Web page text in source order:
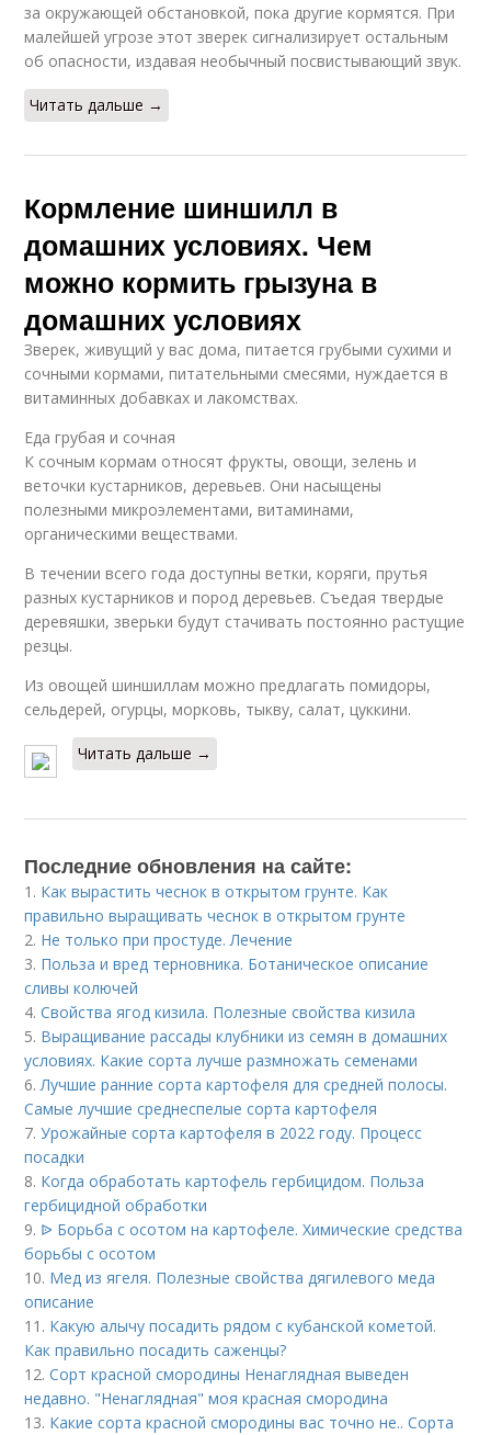
за окружающей обстановкой, пока другие кормятся. При
малейшей угрозе этот зверек сигнализирует остальным
об опасности, издавая необычный посвистывающий звук.
Читать дальше →
Кормление шиншилл в
домашних условиях. Чем
можно кормить грызуна в
домашних условиях
Зверек, живущий у вас дома, питается грубыми сухими и
сочными кормами, питательными смесями, нуждается в
витаминных добавках и лакомствах.
Еда грубая и сочная
К сочным кормам относят фрукты, овощи, зелень и
веточки кустарников, деревьев. Они насыщены
полезными микроэлементами, витаминами,
органическими веществами.
В течении всего года доступны ветки, коряги, прутья
разных кустарников и пород деревьев. Съедая твердые
деревяшки, зверьки будут стачивать постоянно растущие
резцы.
Из овощей шиншиллам можно предлагать помидоры,
сельдерей, огурцы, морковь, тыкву, салат, цуккини.
Читать дальше →
Последние обновления на сайте:
1. Как вырастить чеснок в открытом грунте. Как
правильно выращивать чеснок в открытом грунте
2. Не только при простуде. Лечение
3. Польза и вред терновника. Ботаническое описание
сливы колючей
4.Свойства ягод кизила. Полезные свойства кизила
5. Выращивание рассады клубники из семян в домашних
условиях. Какие сорта лучше размножать семенами
6.Лучшие ранние сорта картофеля для средней полосы.
Самые лучшие среднеспелые сорта картофеля
7.Урожайные сорта картофеля в 2022 году. Процесс
посадки
8. Когда обработать картофель гербицидом. Польза
гербицидной обработки
9. ᐉ Борьба с осотом на картофеле. Химические средства
борьбы с осотом
10. Мед из ягеля. Полезные свойства дягилевого меда
описание
11. Какую алычу посадить рядом с кубанской кометой.
Как правильно посадить саженцы?
12.Сорт красной смородины Ненаглядная выведен
недавно. "Ненаглядная" моя красная смородина
13. Какие сорта красной смородины вас точно не.. Сорта